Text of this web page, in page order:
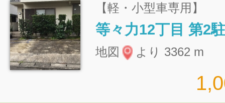
【軽・小型車専用】
等々力12丁目 第2
地図 より 3362 m